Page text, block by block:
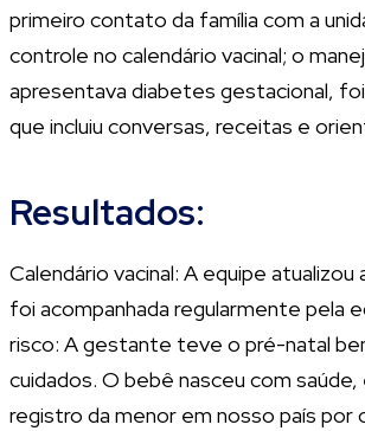
primeiro contato da família com a
controle no calendário vacinal; o
apresentava diabetes gestacional,
que incluiu conversas, receitas e
Resultados:
Calendário vacinal: A equipe
foi acompanhada regularmente pela
risco: A gestante teve o pré-natal
cuidados. O bebê nasceu com
registro da menor em nosso país por